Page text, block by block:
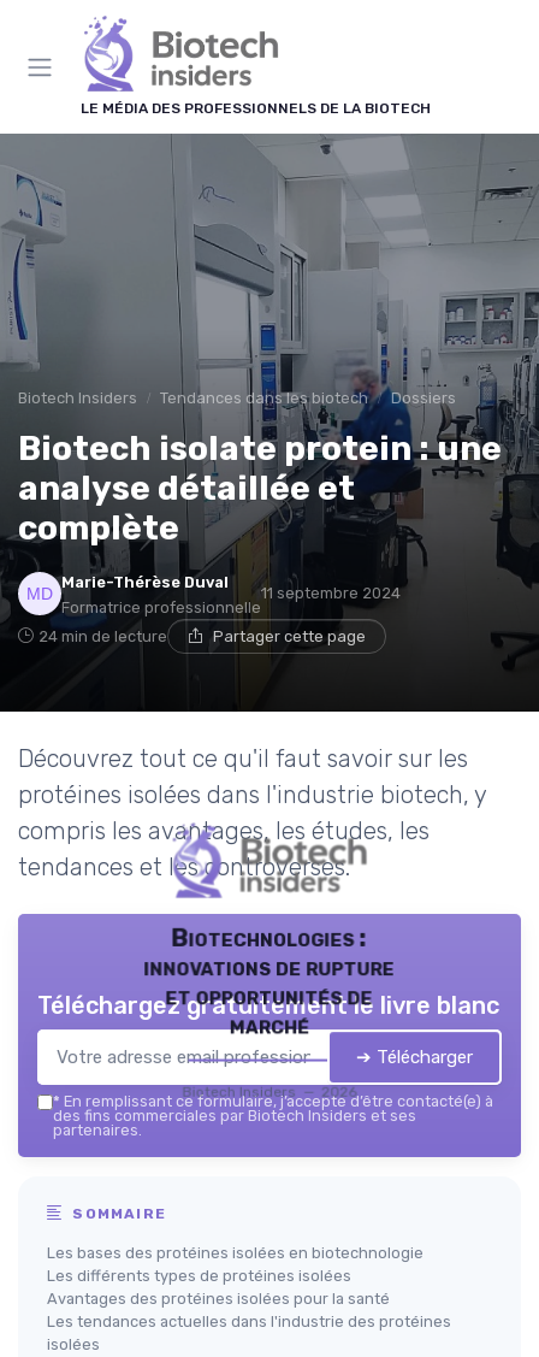
LE MÉDIA DES PROFESSIONNELS DE LA BIOTECH
Biotech Insiders Tendances dans les biotech Dossiers
Biotech isolate protein : une
analyse détaillée et
complète
Marie-Thérèse Duval
Formatrice professionnelle
11 septembre 2024
24 min de lecture Partager cette page
Découvrez tout ce qu'il faut savoir sur les
protéines isolées dans l'industrie biotech, y
compris les avantages, les études, les
tendances et les controverses.
Biotechnologies :
innovations de rupture
et opportunités de
marché
Biotech Insiders — 2026
Téléchargez gratuitement le livre blanc
➔ Télécharger
* En remplissant ce formulaire, j’accepte d’être contacté(e) à
des fins commerciales par Biotech Insiders et ses
partenaires.
SOMMAIRE
Les bases des protéines isolées en biotechnologie
Les différents types de protéines isolées
Avantages des protéines isolées pour la santé
Les tendances actuelles dans l'industrie des protéines
isolées
Panneau de gestion des cookies